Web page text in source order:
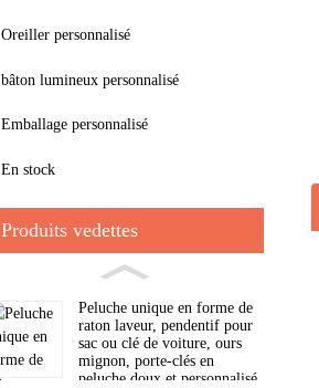
Oreiller personnalisé
bâton lumineux personnalisé
Emballage personnalisé
En stock
Produits vedettes
Peluche unique en forme de
raton laveur, pendentif pour
sac ou clé de voiture, ours
mignon, porte-clés en
peluche doux et personnalisé.